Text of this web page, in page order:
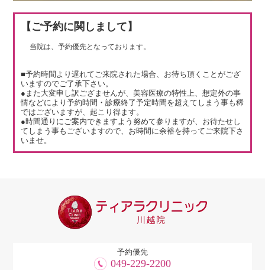
【ご予約に関しまして】
当院は、予約優先となっております。
■予約時間より遅れてご来院された場合、お待ち頂くことがござ
いますのでご了承下さい。
●また大変申し訳ござませんが、美容医療の特性上、想定外の事
情などにより予約時間・診療終了予定時間を超えてしまう事も稀
ではございますが、起こり得ます。
●時間通りにご案内できますよう努めて参りますが、お待たせし
てしまう事もございますので、お時間に余裕を持ってご来院下さ
いませ。
予約優先
049-229-2200